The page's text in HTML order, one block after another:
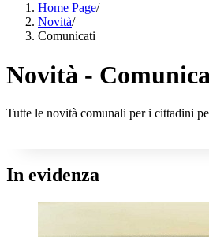
Home Page/
Novità/
Comunicati
Novità -
Tutte le novità comunali per i cittadini
In evidenza